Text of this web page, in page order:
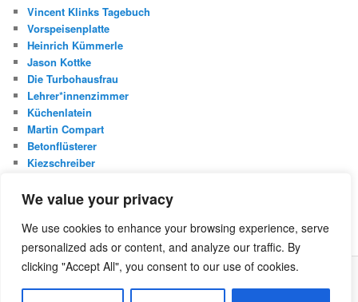
We value your privacy
We use cookies to enhance your browsing experience, serve
personalized ads or content, and analyze our traffic. By
clicking "Accept All", you consent to our use of cookies.
Vincent Klinks Tagebuch
Vorspeisenplatte
Heinrich Kümmerle
Jason Kottke
Die Turbohausfrau
Lehrer*innenzimmer
Küchenlatein
Martin Compart
Betonflüsterer
Kiezschreiber
u
c
h
n
Was ist die Netzecke? Stolz präsentiert von WordPress